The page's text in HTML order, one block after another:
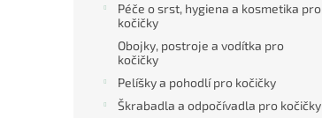
Péče o srst, hygiena a kosmetika pro
kočičky
Obojky, postroje a vodítka pro
kočičky
Pelíšky a pohodlí pro kočičky
Škrabadla a odpočívadla pro kočičky